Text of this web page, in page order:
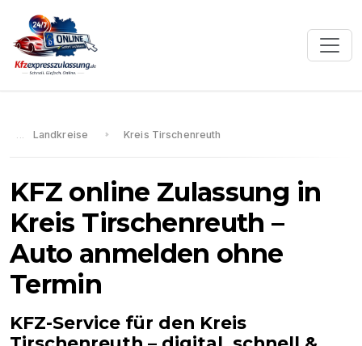
Landkreise Kreis Tirschenreuth
KFZ online Zulassung in
Kreis Tirschenreuth –
Auto anmelden ohne
Termin
KFZ-Service für den Kreis